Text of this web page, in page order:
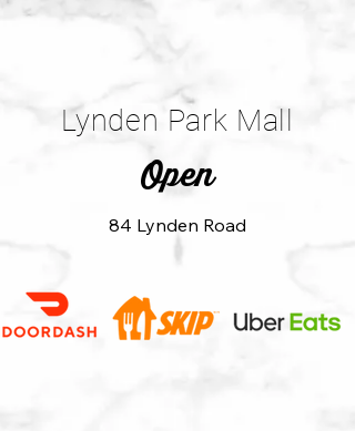
Lynden Park Mall
Open
84 Lynden Road